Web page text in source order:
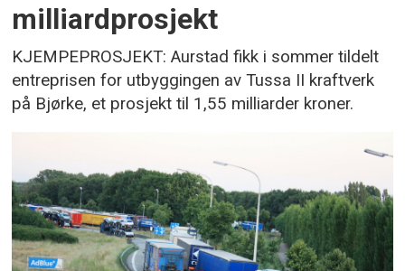
milliardprosjekt
KJEMPEPROSJEKT: Aurstad fikk i sommer tildelt
entreprisen for utbyggingen av Tussa II kraftverk
på Bjørke, et prosjekt til 1,55 milliarder kroner.